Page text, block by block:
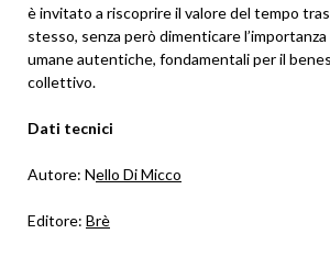
è invitato a riscoprire il valore del tempo
stesso, senza però dimenticare
umane autentiche, fondamentali per il
collettivo.
Dati tecnici
Autore: Nello Di Micco
Editore: Brè